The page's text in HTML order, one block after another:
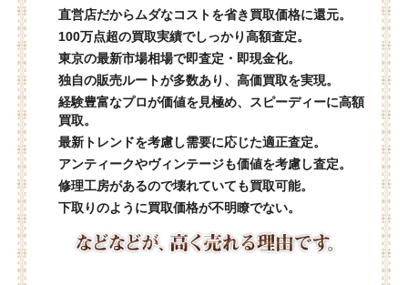
直営店だからムダなコストを省き買取価格に還元。
100万点超の買取実績でしっかり高額査定。
東京の最新市場相場で即査定・即現金化。
独自の販売ルートが多数あり、高価買取を実現。
経験豊富なプロが価値を見極め、スピーディーに高額
買取。
最新トレンドを考慮し需要に応じた適正査定。
アンティークやヴィンテージも価値を考慮し査定。
修理工房があるので壊れていても買取可能。
下取りのように買取価格が不明瞭でない。